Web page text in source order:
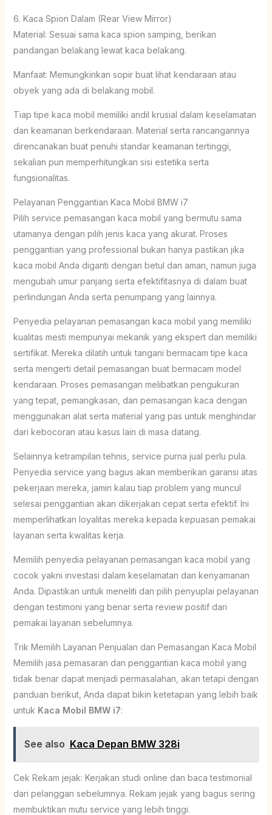
6. Kaca Spion Dalam (Rear View Mirror)
Material: Sesuai sama kaca spion samping, berikan
pandangan belakang lewat kaca belakang.
Manfaat: Memungkinkan sopir buat lihat kendaraan atau
obyek yang ada di belakang mobil.
Tiap tipe kaca mobil memiliki andil krusial dalam keselamatan
dan keamanan berkendaraan. Material serta rancangannya
direncanakan buat penuhi standar keamanan tertinggi,
sekalian pun memperhitungkan sisi estetika serta
fungsionalitas.
Pelayanan Penggantian Kaca Mobil BMW i7
Pilih service pemasangan kaca mobil yang bermutu sama
utamanya dengan pilih jenis kaca yang akurat. Proses
penggantian yang professional bukan hanya pastikan jika
kaca mobil Anda diganti dengan betul dan aman, namun juga
mengubah umur panjang serta efektifitasnya di dalam buat
perlindungan Anda serta penumpang yang lainnya.
Penyedia pelayanan pemasangan kaca mobil yang memiliki
kualitas mesti mempunyai mekanik yang ekspert dan memiliki
sertifikat. Mereka dilatih untuk tangani bermacam tipe kaca
serta mengerti detail pemasangan buat bermacam model
kendaraan. Proses pemasangan melibatkan pengukuran
yang tepat, pemangkasan, dan pemasangan kaca dengan
menggunakan alat serta material yang pas untuk menghindar
dari kebocoran atau kasus lain di masa datang.
Selainnya ketrampilan tehnis, service purna jual perlu pula.
Penyedia service yang bagus akan memberikan garansi atas
pekerjaan mereka, jamin kalau tiap problem yang muncul
selesai penggantian akan dikerjakan cepat serta efektif. Ini
memperlihatkan loyalitas mereka kepada kepuasan pemakai
layanan serta kwalitas kerja.
Memilih penyedia pelayanan pemasangan kaca mobil yang
cocok yakni investasi dalam keselamatan dan kenyamanan
Anda. Dipastikan untuk meneliti dan pilih penyuplai pelayanan
dengan testimoni yang benar serta review positif dari
pemakai layanan sebelumnya.
Trik Memilih Layanan Penjualan dan Pemasangan Kaca Mobil
Memilih jasa pemasaran dan penggantian kaca mobil yang
tidak benar dapat menjadi permasalahan, akan tetapi dengan
panduan berikut, Anda dapat bikin ketetapan yang lebih baik
untuk Kaca Mobil BMW i7:
See also Kaca Depan BMW 328i
Cek Rekam jejak: Kerjakan studi online dan baca testimonial
dari pelanggan sebelumnya. Rekam jejak yang bagus sering
membuktikan mutu service yang lebih tinggi.